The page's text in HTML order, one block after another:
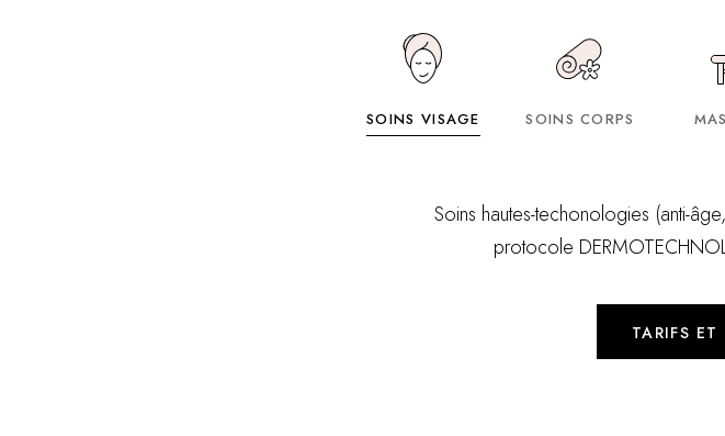
SOINS VISAGE SOINS CORPS
Soins hautes-techonologies (anti-â
protocole
TARIFS ET